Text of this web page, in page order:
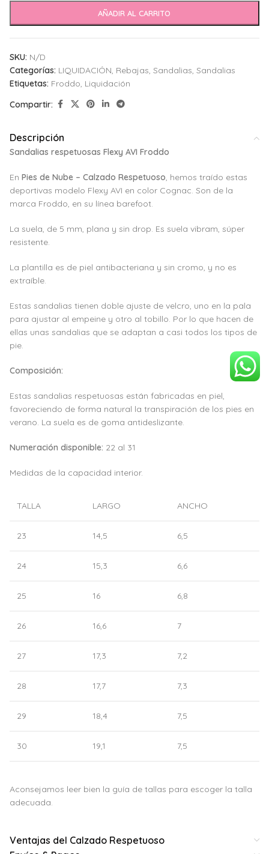
AÑADIR AL CARRITO
SKU: N/D
Categorías: LIQUIDACIÓN, Rebajas, Sandalias, Sandalias
Etiquetas: Froddo, Liquidación
Compartir:
Descripción
Sandalias respetuosas Flexy AVI Froddo
En Pies de Nube – Calzado Respetuoso, hemos traído estas
deportivas modelo Flexy AVI en color Cognac. Son de la
marca Froddo, en su línea barefoot.
La suela, de 5 mm, plana y sin drop. Es suela vibram, súper
resistente.
La plantilla es de piel antibacteriana y sin cromo, y no es
extraíble.
Estas sandalias tienen doble ajuste de velcro, uno en la pala
para ajustar al empeine y otro al tobillo. Por lo que hacen de
ellas unas sandalias que se adaptan a casi todos los tipos de
pie.
Composición:
Estas sandalias respetuosas están fabricadas en piel,
favoreciendo de forma natural la transpiración de los pies en
verano. La suela es de goma antideslizante.
Numeración disponible: 22 al 31
Medidas de la capacidad interior.
TALLA LARGO ANCHO
23 14,5 6,5
24 15,3 6,6
25 16 6,8
26 16,6 7
27 17,3 7,2
28 17,7 7,3
29 18,4 7,5
30 19,1 7,5
Aconsejamos leer bien la guía de tallas para escoger la talla
adecuada.
Ventajas del Calzado Respetuoso